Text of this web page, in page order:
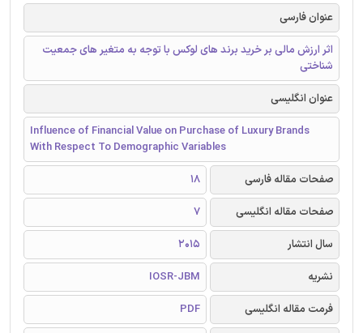
عنوان فارسی
اثر ارزش مالی بر خرید برند های لوکس با توجه به متغیر های جمعیت
شناختی
عنوان انگلیسی
Influence of Financial Value on Purchase of Luxury Brands
With Respect To Demographic Variables
صفحات مقاله فارسی
18
صفحات مقاله انگلیسی
7
سال انتشار
2015
نشریه
IOSR-JBM
فرمت مقاله انگلیسی
PDF